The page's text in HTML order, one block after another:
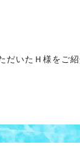
だいたＨ様をご